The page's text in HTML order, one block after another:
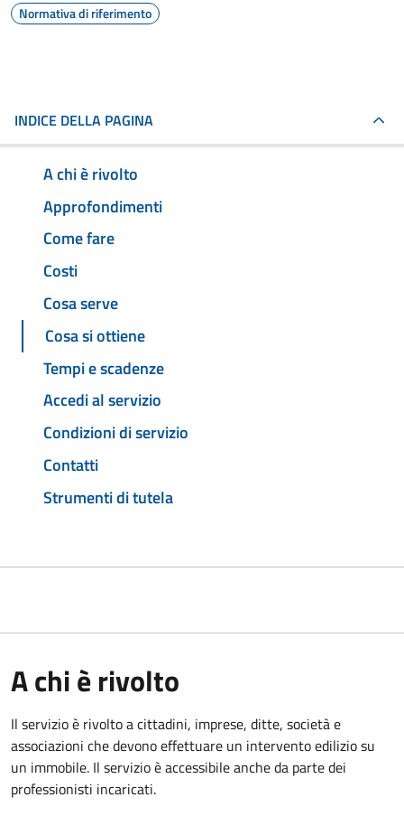
Normativa di riferimento
INDICE DELLA PAGINA
A chi è rivolto
Approfondimenti
Come fare
Costi
Cosa serve
Cosa si ottiene
Tempi e scadenze
Accedi al servizio
Condizioni di servizio
Contatti
Strumenti di tutela
A chi è rivolto
Il servizio è rivolto a cittadini, imprese, ditte, società e
associazioni che devono effettuare un intervento edilizio su
un immobile. Il servizio è accessibile anche da parte dei
professionisti incaricati.